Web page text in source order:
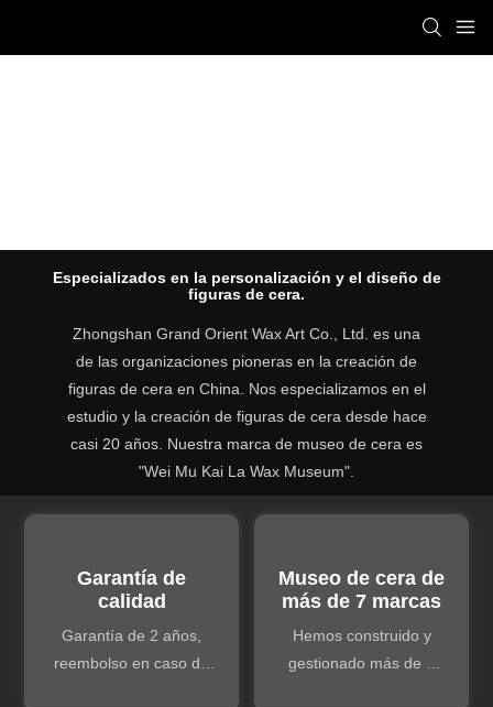
Especializados en la personalización y el diseño de
figuras de cera.
Zhongshan Grand Orient Wax Art Co., Ltd. es una
de las organizaciones pioneras en la creación de
figuras de cera en China. Nos especializamos en el
estudio y la creación de figuras de cera desde hace
casi 20 años. Nuestra marca de museo de cera es
"Wei Mu Kai La Wax Museum".
Garantía de
calidad
Garantía de 2 años,
reembolso en caso de
Museo de cera de
más de 7 marcas
Hemos construido y
gestionado más de 7